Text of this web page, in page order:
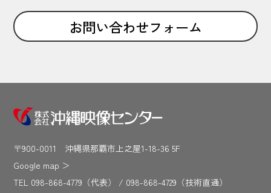
お問い合わせフォーム
〒900-0011 沖縄県那覇市上之屋1-18-36 5F
Google map ＞
TEL 098-868-4779（代表） / 098-868-4729（技術直通）